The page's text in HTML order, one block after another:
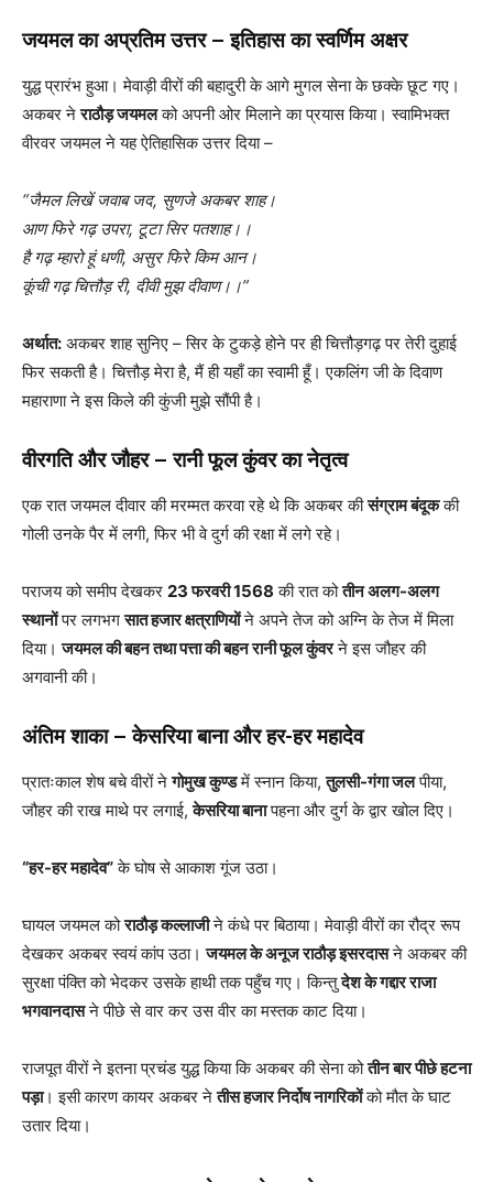
जयमल का अप्रतिम उत्तर – इतिहास का स्वर्णिम अक्षर
युद्ध प्रारंभ हुआ। मेवाड़ी वीरों की बहादुरी के आगे मुगल सेना के छक्के छूट गए।
अकबर नेराठौड़ जयमलको अपनी ओर मिलाने का प्रयास किया। स्वामिभक्त
वीरवर जयमल ने यह ऐतिहासिक उत्तर दिया –
“जैमल लिखें जवाब जद, सुणजे अकबर शाह।
आण फिरे गढ़ उपरा, टूटा सिर पतशाह।।
है गढ़ म्हारो हूं धणी, असुर फिरे किम आन।
कूंची गढ़ चित्तौड़ री, दीवी मुझ दीवाण।।”
अर्थात: अकबर शाह सुनिए – सिर के टुकड़े होने पर ही चित्तौड़गढ़ पर तेरी दुहाई
फिर सकती है। चित्तौड़ मेरा है, मैं ही यहाँ का स्वामी हूँ। एकलिंग जी के दिवाण
महाराणा ने इस किले की कुंजी मुझे सौंपी है।
वीरगति और जौहर – रानी फूल कुंवर का नेतृत्व
एक रात जयमल दीवार की मरम्मत करवा रहे थे कि अकबर कीसंग्राम बंदूककी
गोली उनके पैर में लगी, फिर भी वे दुर्ग की रक्षा में लगे रहे।
पराजय को समीप देखकर 23 फरवरी 1568 की रात कोतीन अलग-अलग
स्थानोंपर लगभगसात हजार क्षत्राणियोंने अपने तेज को अग्नि के तेज में मिला
दिया।जयमल की बहन तथा पत्ता की बहन रानी फूल कुंवरने इस जौहर की
अगवानी की।
अंतिम शाका – केसरिया बाना और हर-हर महादेव
प्रातःकाल शेष बचे वीरों नेगोमुख कुण्डमें स्नान किया,तुलसी-गंगा जलपीया,
जौहर की राख माथे पर लगाई,केसरिया बानापहना और दुर्ग के द्वार खोल दिए।
“हर-हर महादेव”के घोष से आकाश गूंज उठा।
घायल जयमल कोराठौड़ कल्लाजीने कंधे पर बिठाया। मेवाड़ी वीरों का रौद्र रूप
देखकर अकबर स्वयं कांप उठा।जयमल के अनूज राठौड़ इसरदासने अकबर की
सुरक्षा पंक्ति को भेदकर उसके हाथी तक पहुँच गए। किन्तुदेश के गद्दार राजा
भगवानदासने पीछे से वार कर उस वीर का मस्तक काट दिया।
राजपूत वीरों ने इतना प्रचंड युद्ध किया कि अकबर की सेना कोतीन बार पीछे हटना
पड़ा। इसी कारण कायर अकबर नेतीस हजार निर्दोष नागरिकोंको मौत के घाट
उतार दिया।